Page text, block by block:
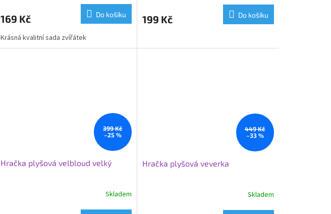
169 Kč Do košíku
Krásná kvalitní sada zvířátek
199 Kč Do košíku
399 Kč
–25 %
Hračka plyšová velbloud velký
Skladem
449 Kč
–33 %
Hračka plyšová veverka
Skladem